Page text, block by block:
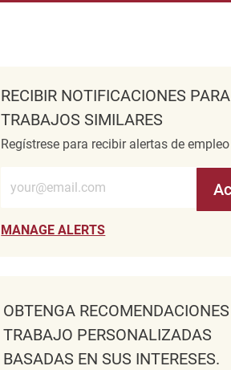
RECIBIR NOTIFICACIONES PARA
TRABAJOS SIMILARES
Regístrese para recibir alertas de empleo
Introduzca la dirección de correo
MANAGE ALERTS
OBTENGA
TRABAJO PERSONALIZADAS
BASADAS EN SUS INTERESES.